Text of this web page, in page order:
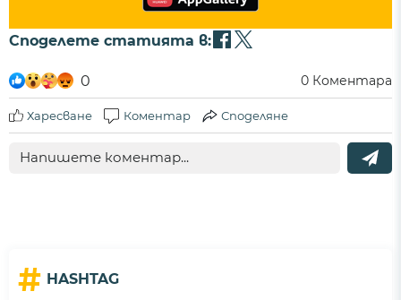
Споделете статията в:
0 0 Коментара
Харесване Коментар Споделяне
# HASHTAG